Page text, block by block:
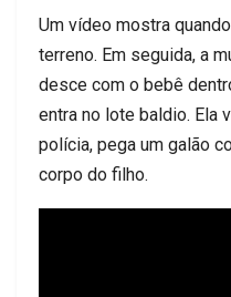
Um vídeo mostra
terreno. Em seguida, a
desce com o bebê
entra no lote baldio. Ela
polícia, pega um galão
corpo do filho.